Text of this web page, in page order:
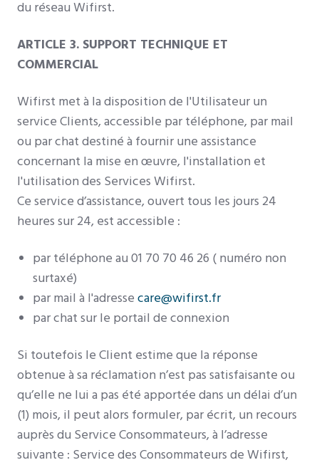
du réseau Wifirst.
ARTICLE 3. SUPPORT TECHNIQUE ET
COMMERCIAL
Wifirst met à la disposition de l'Utilisateur un
service Clients, accessible par téléphone, par mail
ou par chat destiné à fournir une assistance
concernant la mise en œuvre, l'installation et
l'utilisation des Services Wifirst.
Ce service d’assistance, ouvert tous les jours 24
heures sur 24, est accessible :
par téléphone au 01 70 70 46 26 ( numéro non
surtaxé)
par mail à l'adresse care@wifirst.fr
par chat sur le portail de connexion
Si toutefois le Client estime que la réponse
obtenue à sa réclamation n’est pas satisfaisante ou
qu’elle ne lui a pas été apportée dans un délai d’un
(1) mois, il peut alors formuler, par écrit, un recours
auprès du Service Consommateurs, à l’adresse
suivante : Service des Consommateurs de Wifirst,